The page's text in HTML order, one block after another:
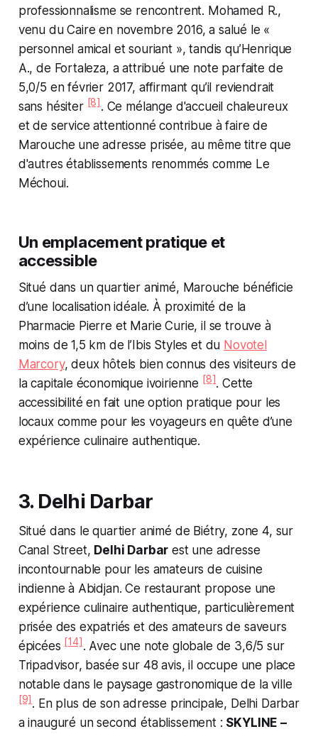
professionnalisme se rencontrent. Mohamed R.,
venu du Caire en novembre 2016, a salué le «
personnel amical et souriant », tandis qu’Henrique
A., de Fortaleza, a attribué une note parfaite de
5,0/5 en février 2017, affirmant qu’il reviendrait
sans hésiter [8] . Ce mélange d'accueil chaleureux
et de service attentionné contribue à faire de
Marouche une adresse prisée, au même titre que
d'autres établissements renommés comme Le
Méchoui.
Un emplacement pratique et
accessible
Situé dans un quartier animé, Marouche bénéficie
d’une localisation idéale. À proximité de la
Pharmacie Pierre et Marie Curie, il se trouve à
moins de 1,5 km de l’Ibis Styles et du Novotel
Marcory, deux hôtels bien connus des visiteurs de
la capitale économique ivoirienne [8]. Cette
accessibilité en fait une option pratique pour les
locaux comme pour les voyageurs en quête d’une
expérience culinaire authentique.
3. Delhi Darbar
Situé dans le quartier animé de Biétry, zone 4, sur
Canal Street, Delhi Darbar est une adresse
incontournable pour les amateurs de cuisine
indienne à Abidjan. Ce restaurant propose une
expérience culinaire authentique, particulièrement
prisée des expatriés et des amateurs de saveurs
épicées[14]. Avec une note globale de 3,6/5 sur
Tripadvisor, basée sur 48 avis, il occupe une place
notable dans le paysage gastronomique de la ville
[9]. En plus de son adresse principale, Delhi Darbar
a inauguré un second établissement : SKYLINE –